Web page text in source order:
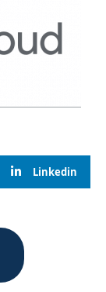
Linkedin